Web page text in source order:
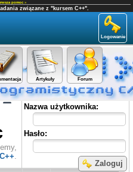
pomoc »
związane z "kursem C++".
Logowanie
Artykuły Forum
Panel użytkownika
Nazwa użytkownika:
Hasło:
Zaloguj
.